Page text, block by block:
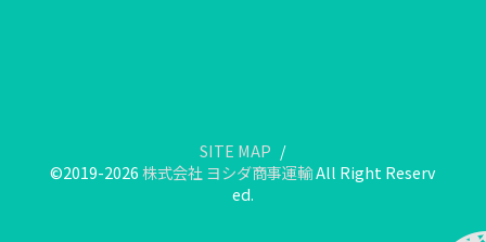
SITE MAP
©2019-2026株式会社 ヨシダ商事運輸All Right Reserv
ed.